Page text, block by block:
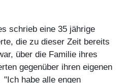
schrieb eine 35 jährige
die zu dieser Zeit bereits
über die Familie ihres
gegenüber ihren eigenen
habe alle engen